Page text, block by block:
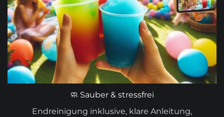
🧼 Sauber & stressfrei
Endreinigung inklusive, klare Anleitung,